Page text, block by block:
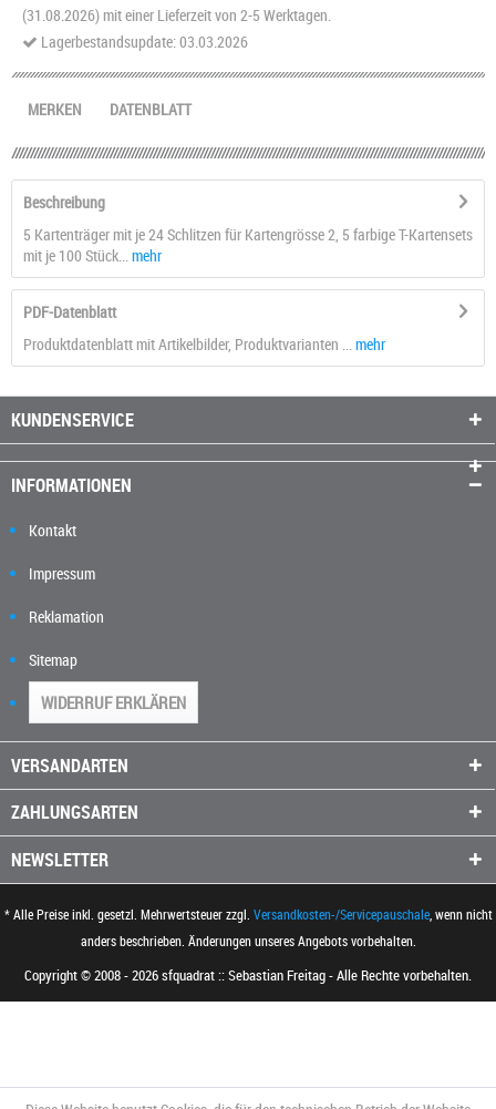
(31.08.2026) mit einer Lieferzeit von 2-5 Werktagen.
Lagerbestandsupdate: 03.03.2026
DATENBLATT
MERKEN
Beschreibung
5 Kartenträger mit je 24 Schlitzen für Kartengrösse 2, 5 farbige T-Kartensets
mit je 100 Stück...
mehr
PDF-Datenblatt
Produktdatenblatt mit Artikelbilder, Produktvarianten ... mehr
KUNDENSERVICE
INFORMATIONEN
Kontakt
Impressum
Reklamation
Sitemap
WIDERRUF ERKLÄREN
VERSANDARTEN
ZAHLUNGSARTEN
NEWSLETTER
* Alle Preise inkl. gesetzl. Mehrwertsteuer zzgl. Versandkosten-/Servicepauschale, wenn nicht
anders beschrieben. Änderungen unseres Angebots vorbehalten.
Copyright © 2008 - 2026 sfquadrat :: Sebastian Freitag - Alle Rechte vorbehalten.